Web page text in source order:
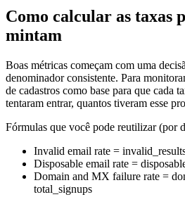
Como calcular as taxas
mintam
Boas métricas começam com uma
denominador consistente. Para
de cadastros como base para que cada
tentaram entrar, quantos tiveram esse
Fórmulas que você pode reutilizar (por
Invalid email rate =
Disposable email rate =
Domain and MX failure rate =
total_signups